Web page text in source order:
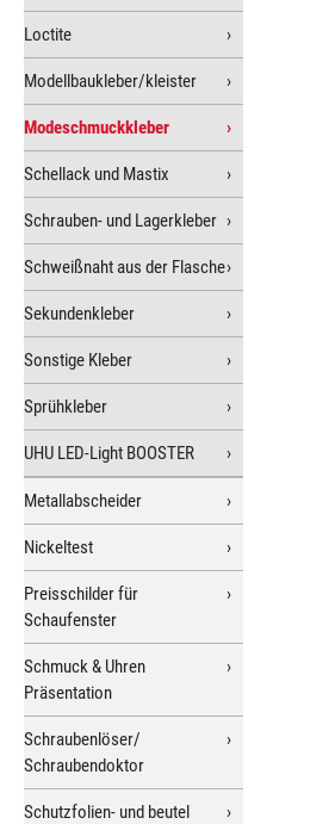
Loctite
Modellbaukleber/kleister
Modeschmuckkleber
Schellack und Mastix
Schrauben- und Lagerkleber
Schweißnaht aus der Flasche
Sekundenkleber
Sonstige Kleber
Sprühkleber
UHU LED-Light BOOSTER
Metallabscheider
Nickeltest
Preisschilder für
Schaufenster
Schmuck & Uhren
Präsentation
Schraubenlöser/
Schraubendoktor
Schutzfolien- und beutel